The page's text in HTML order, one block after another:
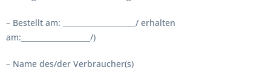
– Bestellt am: ____________________/ erhalten
am:___________________/)
– Name des/der Verbraucher(s)